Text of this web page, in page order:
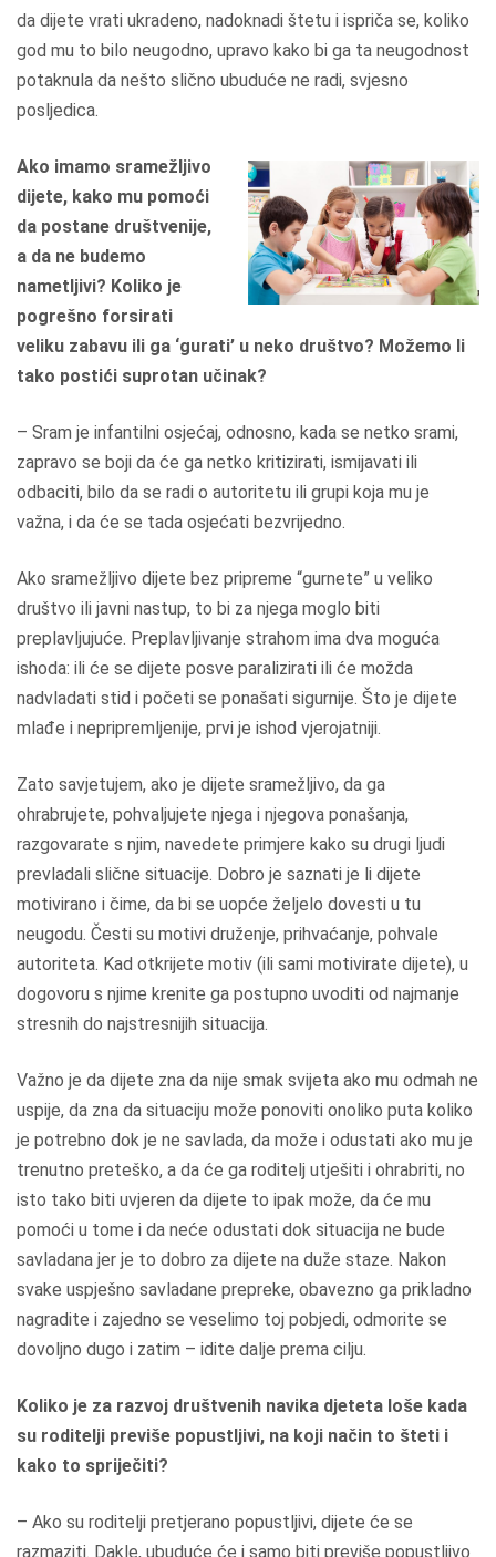
da dijete vrati ukradeno, nadoknadi štetu i ispriča se, koliko
god mu to bilo neugodno, upravo kako bi ga ta neugodnost
potaknula da nešto slično ubuduće ne radi, svjesno
posljedica.
Ako imamo sramežljivo
dijete, kako mu pomoći
da postane društvenije,
a da ne budemo
nametljivi? Koliko je
pogrešno forsirati
veliku zabavu ili ga ‘gurati’ u neko društvo? Možemo li
tako postići suprotan učinak?
– Sram je infantilni osjećaj, odnosno, kada se netko srami,
zapravo se boji da će ga netko kritizirati, ismijavati ili
odbaciti, bilo da se radi o autoritetu ili grupi koja mu je
važna, i da će se tada osjećati bezvrijedno.
Ako sramežljivo dijete bez pripreme “gurnete” u veliko
društvo ili javni nastup, to bi za njega moglo biti
preplavljujuće. Preplavljivanje strahom ima dva moguća
ishoda: ili će se dijete posve paralizirati ili će možda
nadvladati stid i početi se ponašati sigurnije. Što je dijete
mlađe i nepripremljenije, prvi je ishod vjerojatniji.
Zato savjetujem, ako je dijete sramežljivo, da ga
ohrabrujete, pohvaljujete njega i njegova ponašanja,
razgovarate s njim, navedete primjere kako su drugi ljudi
prevladali slične situacije. Dobro je saznati je li dijete
motivirano i čime, da bi se uopće željelo dovesti u tu
neugodu. Česti su motivi druženje, prihvaćanje, pohvale
autoriteta. Kad otkrijete motiv (ili sami motivirate dijete), u
dogovoru s njime krenite ga postupno uvoditi od najmanje
stresnih do najstresnijih situacija.
Važno je da dijete zna da nije smak svijeta ako mu odmah ne
uspije, da zna da situaciju može ponoviti onoliko puta koliko
je potrebno dok je ne savlada, da može i odustati ako mu je
trenutno preteško, a da će ga roditelj utješiti i ohrabriti, no
isto tako biti uvjeren da dijete to ipak može, da će mu
pomoći u tome i da neće odustati dok situacija ne bude
savladana jer je to dobro za dijete na duže staze. Nakon
svake uspješno savladane prepreke, obavezno ga prikladno
nagradite i zajedno se veselimo toj pobjedi, odmorite se
dovoljno dugo i zatim – idite dalje prema cilju.
Koliko je za razvoj društvenih navika djeteta loše kada
su roditelji previše popustljivi, na koji način to šteti i
kako to spriječiti?
– Ako su roditelji pretjerano popustljivi, dijete će se
razmaziti. Dakle, ubuduće će i samo biti previše popustljivo